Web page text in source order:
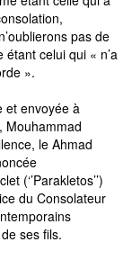
pas de
celui qui « n’a
».
et envoyée à
Mouhammad
le Ahmad
(‘’Parakletos’’)
du Consolateur
ses fils.